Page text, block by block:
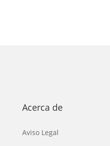
Acerca de
Aviso Legal